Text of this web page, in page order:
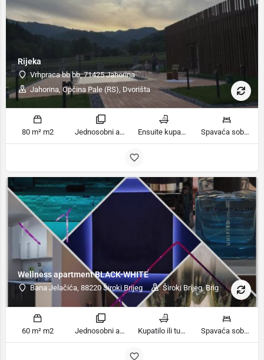
Rijeka
Vrhpraca bb bb, 71425 Jahorina
Jahorina, Općina Pale (RS), Dvorišta
80 m² m2 Jednosobni apartman sobe Ensuite kupaonica, Kupatilo ili tuš kupatila Spavaća soba 1: 1 bračni krevet | Dnevni boravak: 1 kauč na razvlačenje ležaja
Wellness apartment BLACK-WHITE
Bana Jelačića, 88220 Široki Brijeg Široki Brijeg, Brig
60 m² m2 Jednosobni apartman sobe Kupatilo ili tuš kupatila Spavaća soba 1: 1 bračni krevet | Dnevni boravak: 1 kauč na razvlačenje ležaja